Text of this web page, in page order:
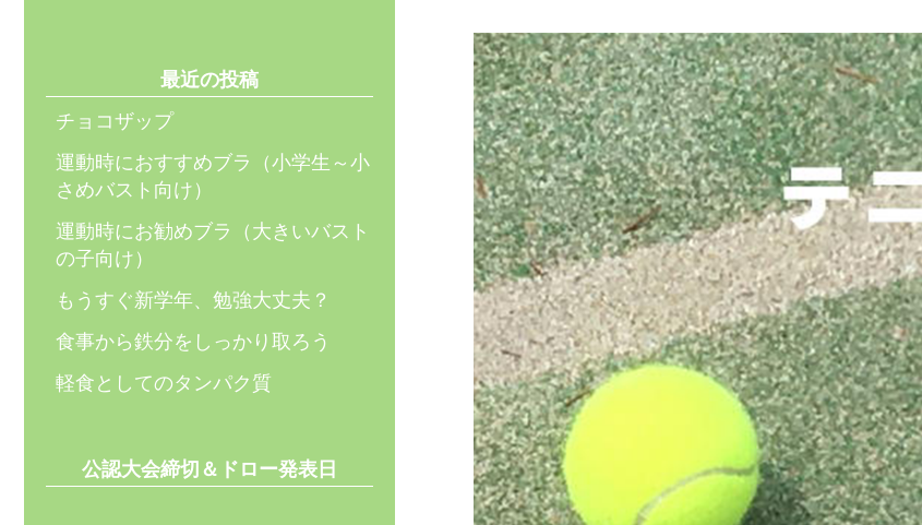
最近の投稿
チョコザップ
運動時におすすめブラ（小学生～小
さめバスト向け）
運動時にお勧めブラ（大きいバスト
の子向け）
もうすぐ新学年、勉強大丈夫？
食事から鉄分をしっかり取ろう
軽食としてのタンパク質
公認大会締切＆ドロー発表日